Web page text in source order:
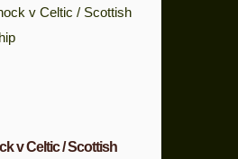
v Celtic / Scottish